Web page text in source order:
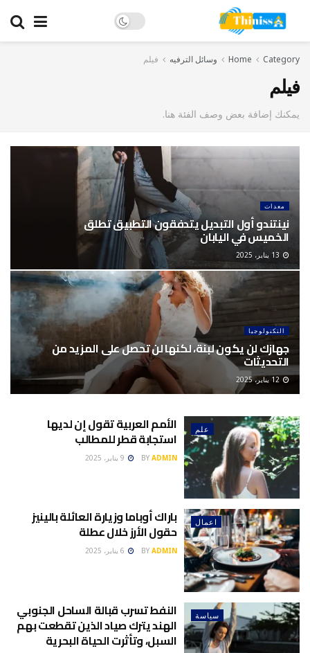
Home Category وسائل الترفيه فيلم
فيلم
يمكنك إضافة بعض وصف الفئة هنا.
معدات
نينتندو أول التبديل يتدفقون التطبيق تطلق
الخميس في اليابان
التكنولوجيا
جهازك لن يكون لبنة، لكنها لن تحصل على المزيد من
التحديثات
علم الأمم العربية تقول إن لديها
استجابة قطر للمطالب
BY ADMIN
اعمال باراك أوباما وزيارة العائلة بالينيز
حقول الأرز خلال عطلة
BY ADMIN
سياسة النفط تسرب قبالة الساحل الجنوبي
الهند يترك صياد الذين تقطعت بهم
السبل، وتأثرت الحياة البحرية